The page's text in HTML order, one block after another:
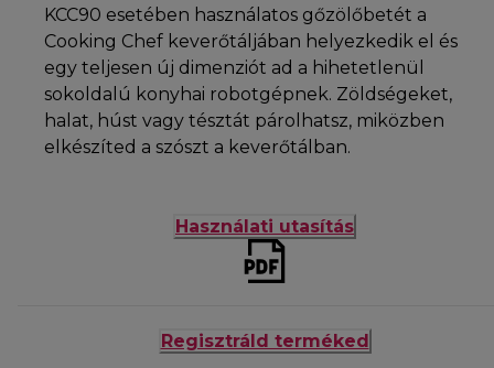
KCC90 esetében használatos gőzölőbetét a
Cooking Chef keverőtáljában helyezkedik el és
egy teljesen új dimenziót ad a hihetetlenül
sokoldalú konyhai robotgépnek. Zöldségeket,
halat, húst vagy tésztát párolhatsz, miközben
elkészíted a szószt a keverőtálban.
Használati utasítás
Regisztráld terméked